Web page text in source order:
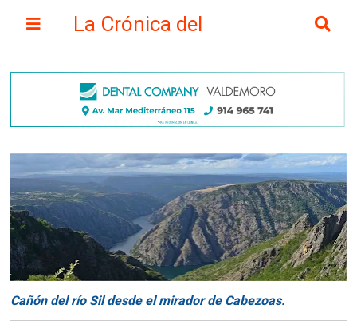
La Crónica del
Cañón del río Sil desde el mirador de Cabezoas.